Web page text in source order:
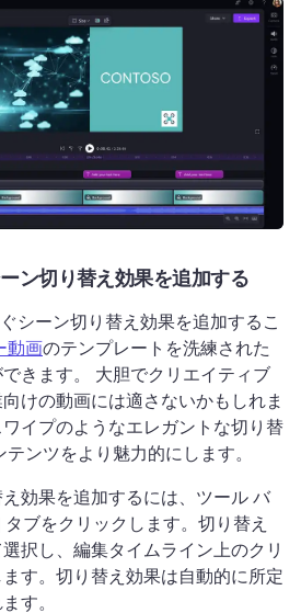
ン切り替え効果を追加する
シーン切り替え効果を追加するこ
動画のテンプレートを洗練された
きます。 大胆でクリエイティブ
けの動画には適さないかもしれま
イプのようなエレガントな切り替
ンツをより魅力的にします。
効果を追加するには、ツール バ
ブをクリックします。 切り替え
択し、編集タイムライン上のクリ
す。 切り替え効果は自動的に所定
す。